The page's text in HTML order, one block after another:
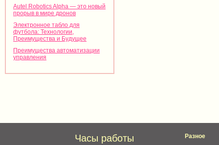
Autel Robotics Alpha — это новый
прорыв в мире дронов
Электронное табло для
футбола: Технологии,
Преимущества и Будущее
Преимущества автоматизации
управления
Часы работы Разное